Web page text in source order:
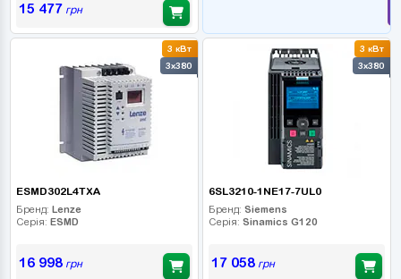
15 477 грн
3 кВт
3x380
ESMD302L4TXA
Бренд: Lenze
Серія: ESMD
16 998грн
3 кВт
3x380
6SL3210-1NE17-7UL0
Бренд: Siemens
Серія: Sinamics G120
17 058грн